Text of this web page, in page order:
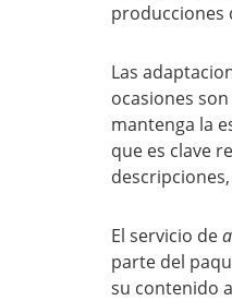
producciones
Las
ocasiones
mantenga la
que es clave
El servicio de
parte del
su contenido